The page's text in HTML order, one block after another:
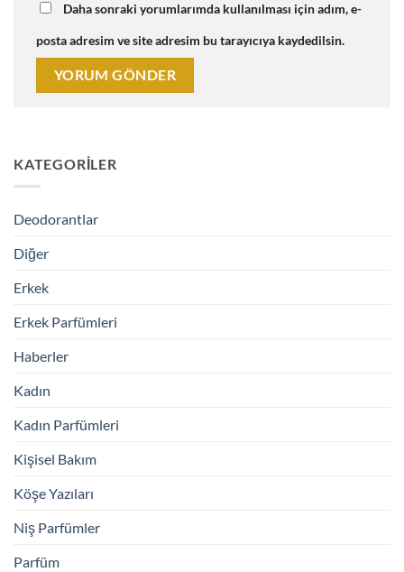
Daha sonraki yorumlarımda kullanılması için adım, e-
posta adresim ve site adresim bu tarayıcıya kaydedilsin.
KATEGORILER
Deodorantlar
Diğer
Erkek
Erkek Parfümleri
Haberler
Kadın
Kadın Parfümleri
Kişisel Bakım
Köşe Yazıları
Niş Parfümler
Parfüm